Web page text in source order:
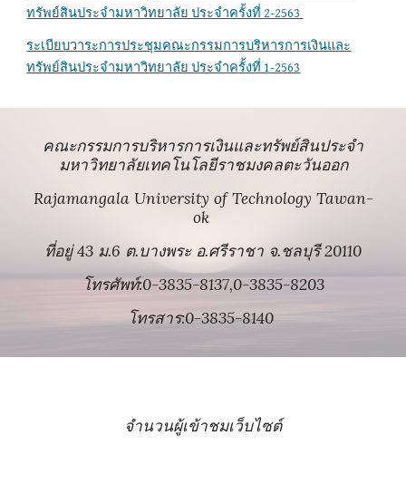
ทรัพย์สินประจำมหาวิทยาลัย ประจำครั้งที่ 2-2563
ระเบียบวาระการประชุมคณะกรรมการบริหารการเงินและ
ทรัพย์สินประจำมหาวิทยาลัย ประจำครั้งที่ 1-2563
คณะกรรมการบริหารการเงินและทรัพย์สินประจำ
มหาวิทยาลัยเทคโนโลยีราชมงคลตะวันออก
Rajamangala University of Technology Tawan-
ok
ที่อยู่ 43 ม.6 ต.บางพระ อ.ศรีราชา จ.ชลบุรี 20110
โทรศัพท์:0-3835-8137,0-3835-8203
โทรสาร:0-3835-8140
จำนวนผู้เข้าชมเว็บไซต์